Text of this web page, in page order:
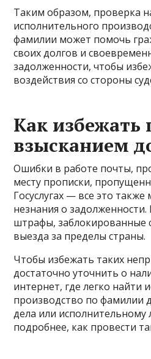
Таким образом, проверка
исполнительного
фамилии может помочь
своих долгов и
задолженности, чтобы
воздействия со стороны
Как избежать
взысканием
Ошибки в работе почты,
месту прописки,
Госуслугах — все это
незнания о
штрафы, заблокированные
выезда за пределы страны.
Чтобы избежать таких
достаточно уточнить о
интернет, где легко найти
производство по фамилии
дела или исполнительному
подробнее, как провести